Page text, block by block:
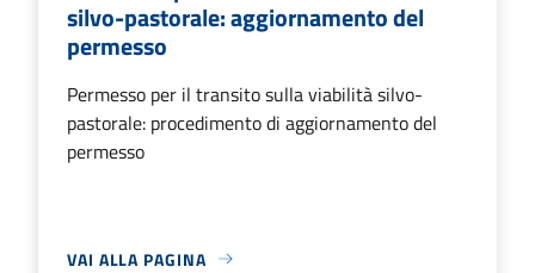
silvo-pastorale: aggiornamento del
permesso
Permesso per il transito sulla viabilità silvo-
pastorale: procedimento di aggiornamento del
permesso
VAI ALLA PAGINA